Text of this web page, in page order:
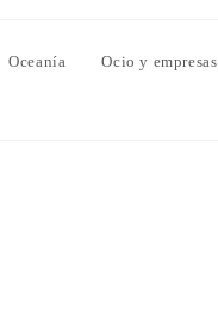
Oceanía Ocio y empresas